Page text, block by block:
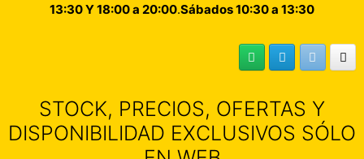
13:30 Y 18:00 a 20:00.Sábados 10:30 a 13:30
STOCK, PRECIOS, OFERTAS Y
DISPONIBILIDAD EXCLUSIVOS SÓLO